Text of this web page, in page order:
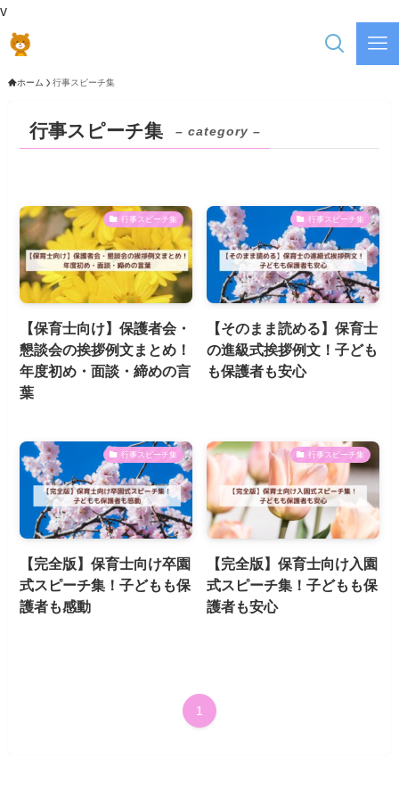
v
ホーム 行事スピーチ集
行事スピーチ集 – category –
行事スピーチ集
【保育士向け】保護者会・
懇談会の挨拶例文まとめ！
年度初め・面談・締めの言
葉
行事スピーチ集
【そのまま読める】保育士
の進級式挨拶例文！子ども
も保護者も安心
行事スピーチ集
【完全版】保育士向け卒園
式スピーチ集！子どもも保
護者も感動
行事スピーチ集
【完全版】保育士向け入園
式スピーチ集！子どもも保
護者も安心
1